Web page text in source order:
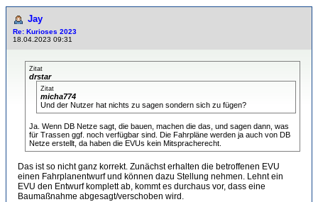
Jay
Re: Kurioses 2023
18.04.2023 09:31
Zitat
drstar
Zitat
micha774
Und der Nutzer hat nichts zu sagen sondern sich zu fügen?
Ja. Wenn DB Netze sagt, die bauen, machen die das, und sagen dann, was
für Trassen ggf. noch verfügbar sind. Die Fahrpläne werden ja auch von DB
Netze erstellt, da haben die EVUs kein Mitspracherecht.
Das ist so nicht ganz korrekt. Zunächst erhalten die betroffenen EVU
einen Fahrplanentwurf und können dazu Stellung nehmen. Lehnt ein
EVU den Entwurf komplett ab, kommt es durchaus vor, dass eine
Baumaßnahme abgesagt/verschoben wird.